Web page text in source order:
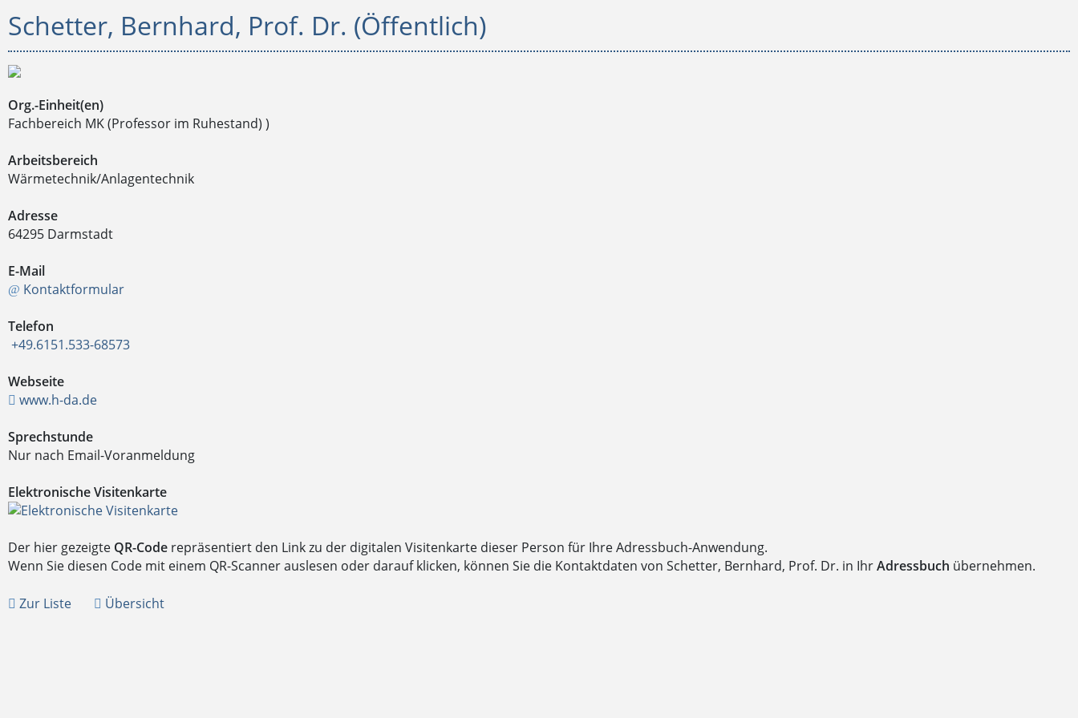
Schetter, Bernhard, Prof. Dr. (Öffentlich)
Org.-Einheit(en)
Fachbereich MK (Professor im Ruhestand) )
Arbeitsbereich
Wärmetechnik/Anlagentechnik
Adresse
64295 Darmstadt
E-Mail
Kontaktformular
Telefon
+49.6151.533-68573
Webseite
www.h-da.de
Sprechstunde
Nur nach Email-Voranmeldung
Elektronische Visitenkarte
Der hier gezeigte QR-Code repräsentiert den Link zu der digitalen Visitenkarte dieser Person für Ihre Adressbuch-Anwendung.
Wenn Sie diesen Code mit einem QR-Scanner auslesen oder darauf klicken, können Sie die Kontaktdaten von Schetter, Bernhard, Prof. Dr. in IhrAdressbuch übernehmen.
Zur Liste Übersicht